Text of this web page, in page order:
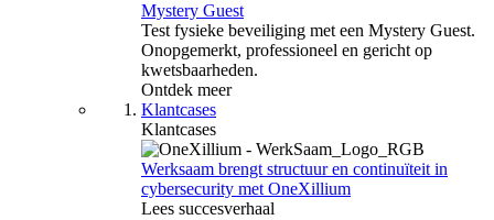
Mystery Guest
Test fysieke beveiliging met een Mystery Guest.
Onopgemerkt, professioneel en gericht op
kwetsbaarheden.
Ontdek meer
Klantcases
Klantcases
Werksaam brengt structuur en continuïteit in
cybersecurity met OneXillium
Lees succesverhaal